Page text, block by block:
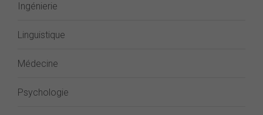
Ingénierie
Linguistique
Médecine
Psychologie